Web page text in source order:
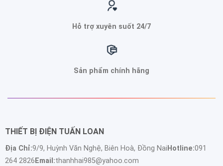
Hỗ trợ xuyên suốt 24/7
Sản phẩm chính hãng
THIẾT BỊ ĐIỆN TUẤN LOAN
Địa Chỉ:9/9, Huỳnh Văn Nghệ, Biên Hoà, Đồng Nai Hotline:091
264 2826 Email:thanhhai985@yahoo.com